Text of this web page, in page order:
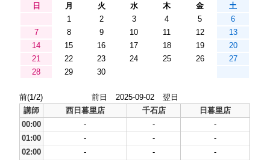
日 月 火 水 木 金
土
1
2 3 4 5
6
7
8 9 10 11 12
13
14
15 16 17 18 19
20
21
22 23 24 25 26
27
28
29 30
前(1/2) 前日 2025-09-02
翌日
講師
西日暮里店 千石店
日暮里店
00:00
- -
-
01:00
- -
-
02:00
- -
-